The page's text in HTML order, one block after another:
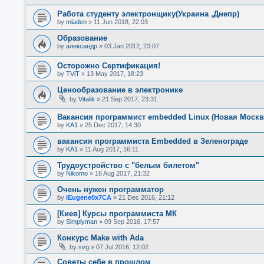
Работа студенту электронщику(Украина ,Днепр)
by mladen » 11 Jun 2018, 22:03
Образование
by александр » 03 Jan 2012, 23:07
Осторожно Сертификация!
by TViT » 13 May 2017, 18:23
Ценообразование в электронике
by Vitalik » 21 Sep 2017, 23:31
Вакансия программист embedded Linux (Новая
by KA1 » 25 Dec 2017, 14:30
вакансия программиста Embedded в Зеленограде
by KA1 » 11 Aug 2017, 16:11
Трудоустройство с "белым билетом"
by Nikomo » 16 Aug 2017, 21:32
Очень нужен программатор
by iEugene0x7CA » 21 Dec 2016, 21:12
[Киев] Курсы программиста МК
by Simplyman » 09 Sep 2016, 17:57
Конкурс Make with Ada
by svg » 07 Jul 2016, 12:02
Советы себе в прошлом